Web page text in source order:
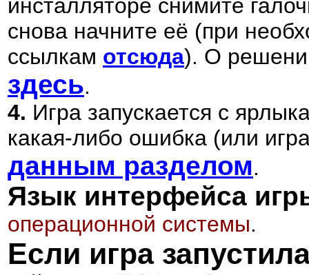
инсталляторе снимите
снова начните её (при
ссылкам отсюда). О
здесь.
4. Игра запускается с
какая-либо ошибка (или
данным разделом.
Язык интерфейса
операционной системы.
Если игра